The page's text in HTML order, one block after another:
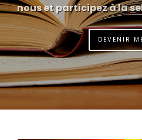
nous et participez à la
DEVENIR